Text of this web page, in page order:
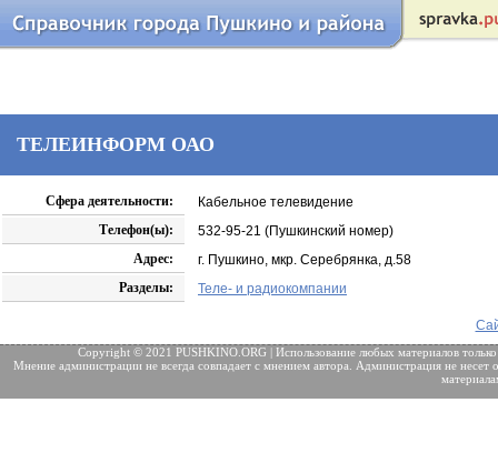
ТЕЛЕИНФОРМ ОАО
Сфера деятельности:
Кабельное телевидение
Телефон(ы):
532-95-21 (Пушкинский номер)
Адрес:
г. Пушкино, мкр. Серебрянка, д.58
Разделы:
Теле- и радиокомпании
Copyright © 2021 PUSHKINO.ORG | Использование любых материалов
Мнение администрации не всегда совпадает с мнением автора. Администрация не несет